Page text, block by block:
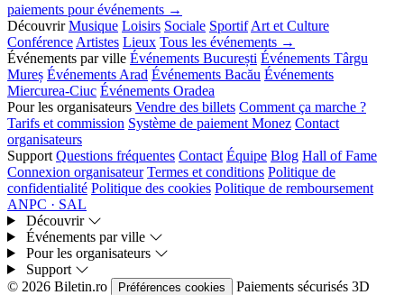
paiements pour événements →
Découvrir Musique Loisirs Sociale Sportif Art et Culture
Conférence Artistes Lieux Tous les événements →
Événements par ville Événements București Événements Târgu
Mureș Événements Arad Événements Bacău Événements
Miercurea-Ciuc Événements Oradea
Pour les organisateurs Vendre des billets Comment ça marche ?
Tarifs et commission Système de paiement Monez Contact
organisateurs
Support Questions fréquentes Contact Équipe Blog Hall of Fame
Connexion organisateur Termes et conditions Politique de
confidentialité Politique des cookies Politique de remboursement
ANPC · SAL
Découvrir
Événements par ville
Pour les organisateurs
Support
© 2026 Biletin.ro
Préférences cookies Paiements sécurisés 3D